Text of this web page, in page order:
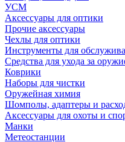
УСМ
Аксессуары для оптики
Прочие аксессуары
Чехлы для оптики
Инструменты для
Средства для ухода за
Коврики
Наборы для чистки
Оружейная химия
Шомполы, адаптеры и
Аксессуары для охоты и
Манки
Метеостанции